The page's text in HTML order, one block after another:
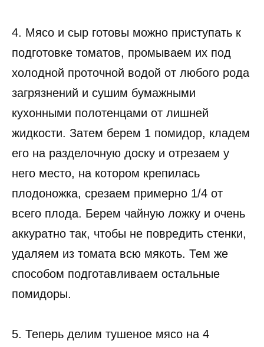
4. Мясо и сыр готовы можно приступать к
подготовке томатов, промываем их под
холодной проточной водой от любого рода
загрязнений и сушим бумажными
кухонными полотенцами от лишней
жидкости. Затем берем 1 помидор, кладем
его на разделочную доску и отрезаем у
него место, на котором крепилась
плодоножка, срезаем примерно 1/4 от
всего плода. Берем чайную ложку и очень
аккуратно так, чтобы не повредить стенки,
удаляем из томата всю мякоть. Тем же
способом подготавливаем остальные
помидоры.
5. Теперь делим тушеное мясо на 4